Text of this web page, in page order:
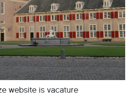
website is vacature